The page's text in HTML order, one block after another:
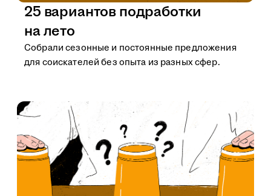
25 вариантов подработки
на лето
Собрали сезонные и постоянные предложения
для соискателей без опыта из разных сфер.